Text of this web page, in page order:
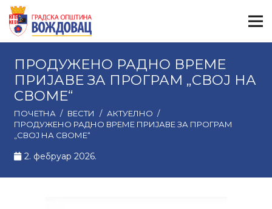
ПРОДУЖЕНО РАДНО ВРЕМЕ
ПРИЈАВЕ ЗА ПРОГРАМ „СВОЈ НА
СВОМЕ“
ПОЧЕТНА / ВЕСТИ / АКТУЕЛНО /
ПРОДУЖЕНО РАДНО ВРЕМЕ ПРИЈАВЕ ЗА ПРОГРАМ
„СВОЈ НА СВОМЕ“
2. фебруар 2026.